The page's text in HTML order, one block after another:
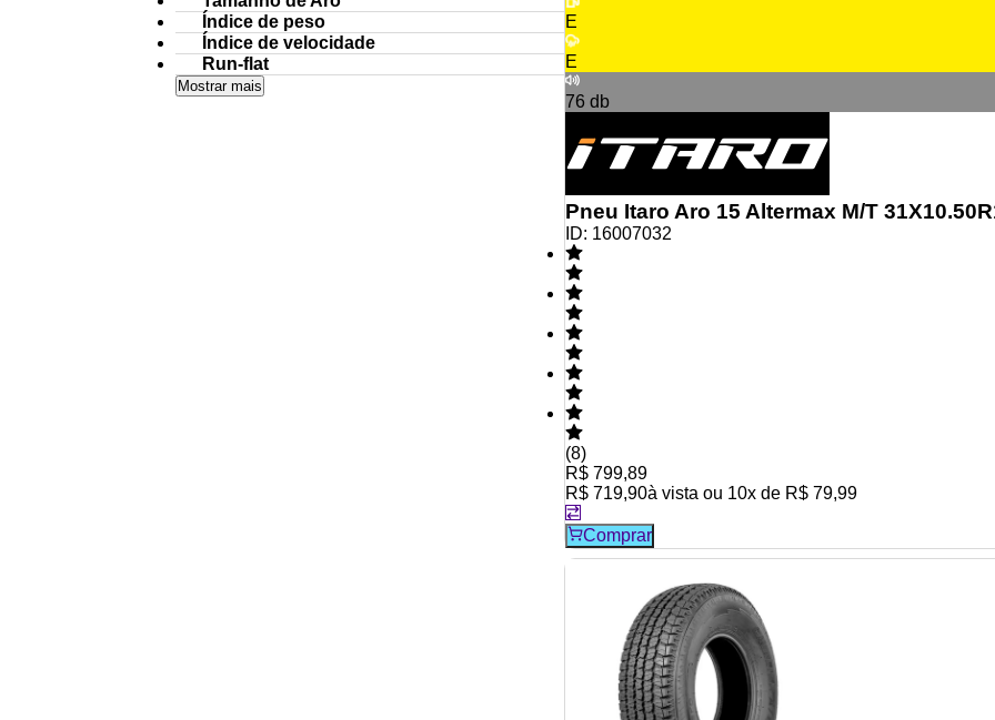
Índice de peso
Índice de velocidade
Run-flat
Mostrar mais
E
E
76 db
Pneu Itaro Aro 15 Altermax M/T
ID: 16007032
(8)
R$ 799,89
R$ 719,90à vista ou 10x de R$ 79,99
Comprar